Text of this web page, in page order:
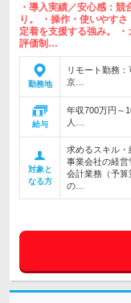
・導入実績／安心感：
り。 ・操作・使いやす
定着を支援する強み。
評価制…
勤務地
リモート勤務
京…
給与
年収700万円～
人…
対象と
なる方
求めるスキル・
事業会社の経営
会計業務（予算
の…